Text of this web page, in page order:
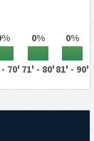
0% 0%
70' 71' - 80'81' - 90'